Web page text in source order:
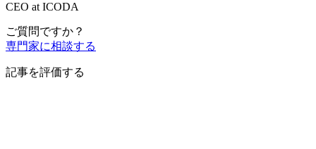
CEO at ICODA
ご質問ですか？
専門家に相談する
記事を評価する